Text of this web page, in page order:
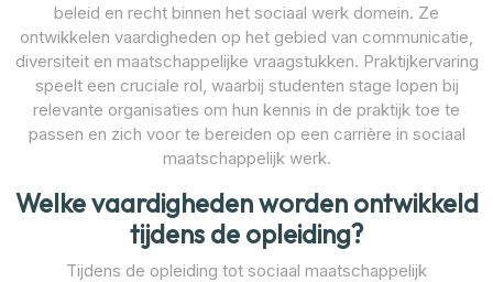
beleid en recht binnen het sociaal werk domein. Ze
ontwikkelen vaardigheden op het gebied van communicatie,
diversiteit en maatschappelijke vraagstukken. Praktijkervaring
speelt een cruciale rol, waarbij studenten stage lopen bij
relevante organisaties om hun kennis in de praktijk toe te
passen en zich voor te bereiden op een carrière in sociaal
maatschappelijk werk.
Welke vaardigheden worden ontwikkeld
tijdens de opleiding?
Tijdens de opleiding tot sociaal maatschappelijk